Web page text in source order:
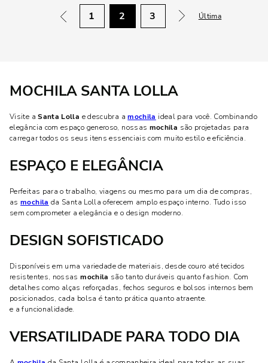
1 2 3 Última
MOCHILA SANTA LOLLA
Visite aSanta Lolla e descubra amochila ideal para você. Combinando
elegância com espaço generoso, nossas mochila são projetadas para
carregar todos os seus itens essenciais com muito estilo e eficiência.
ESPAÇO E ELEGÂNCIA
Perfeitas para o trabalho, viagens ou mesmo para um dia de compras,
asmochila da Santa Lolla oferecem amplo espaço interno. Tudo isso
sem comprometer a elegância e o design moderno.
DESIGN SOFISTICADO
Disponíveis em uma variedade de materiais, desde couro até tecidos
resistentes, nossasmochila são tanto duráveis quanto fashion. Com
detalhes como alças reforçadas, fechos seguros e bolsos internos bem
posicionados, cada bolsa é tanto prática quanto atraente.
e a funcionalidade.
VERSATILIDADE PARA TODO DIA